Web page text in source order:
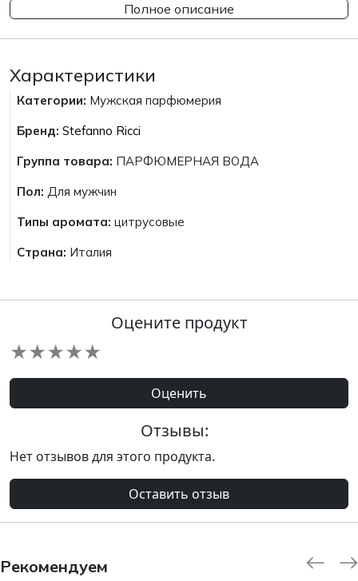
Полное описание
Характеристики
Категории: Мужская парфюмерия
Бренд: Stefanno Ricci
Группа товара: ПАРФЮМЕРНАЯ ВОДА
Пол: Для мужчин
Типы аромата: цитрусовые
Страна: Италия
Оцените продукт
★
★
★
★
★
Оценить
Отзывы:
Нет отзывов для этого продукта.
Оставить отзыв
Рекомендуем